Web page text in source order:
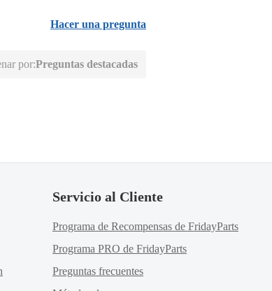
Hacer una pregunta
por:Preguntas destacadas
Servicio al Cliente
Programa de Recompensas de FridayParts
Programa PRO de FridayParts
Preguntas frecuentes